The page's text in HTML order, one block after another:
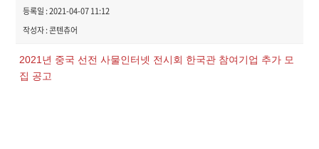
등록일 : 2021-04-07 11:12
작성자 : 콘텐츄어
2021년 중국 선전 사물인터넷 전시회 한국관 참여기업 추가 모
집 공고